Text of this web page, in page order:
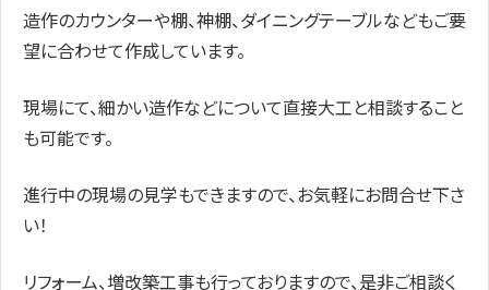
造作のカウンターや棚、神棚、ダイニングテーブルなどもご要
望に合わせて作成しています。
現場にて、細かい造作などについて直接大工と相談すること
も可能です。
進行中の現場の見学もできますので、お気軽にお問合せ下さ
い！
リフォーム、増改築工事も行っておりますので、是非ご相談く